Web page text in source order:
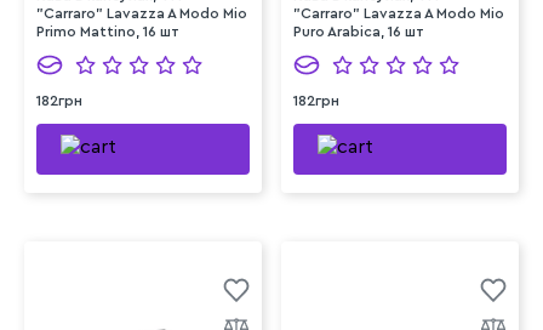
"Carraro" Lavazza A Modo Mio
Primo Mattino, 16 шт
182грн
"Carraro" Lavazza A Modo Mio
Puro Arabica, 16 шт
182грн